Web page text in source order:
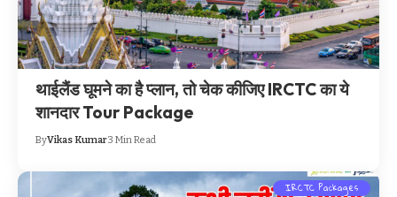
थाईलैंड घूमने का है प्लान, तो चेक कीजिए IRCTC का ये
शानदार Tour Package
ByVikas Kumar3 Min Read
IRCTC Packages